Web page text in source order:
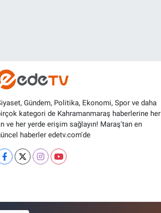
Gündem, Politika, Ekonomi, Spor ve daha
kategori de Kahramanmaraş haberlerine her
ve her yerde erişim sağlayın! Maraş'tan en
haberler edetv.com'de